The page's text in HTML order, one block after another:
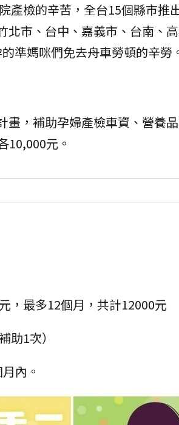
產檢的辛苦，全台15個縣市推
北市、台中、嘉義市、台南、
準媽咪們免去舟車勞頓的辛勞
畫，補助孕婦產檢車資、營養
10,000元。
，最多12個月，共計12000元
1次）
內。